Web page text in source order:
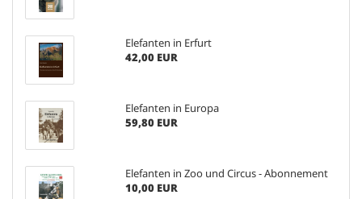
Elefanten in Erfurt
42,00 EUR
Elefanten in Europa
59,80 EUR
Elefanten in Zoo und Circus - Abonnement
10,00 EUR